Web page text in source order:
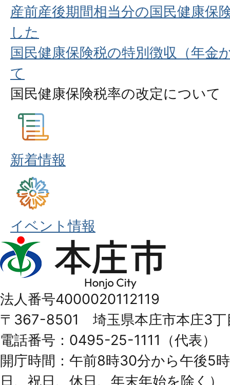
産前産後期間相当分の国⺠健康保
した
国民健康保険税の特別徴収（年金
て
国民健康保険税率の改定について
新着情報
イベント情報
本
庄
Honjo
City
法人番号4000020112119
〒367-8501 埼玉県本庄市本庄3丁
電話番号：0495-25-1111（代表）
開庁時間：午前8時30分から午後5
日、祝日、休日、年末年始を除く）